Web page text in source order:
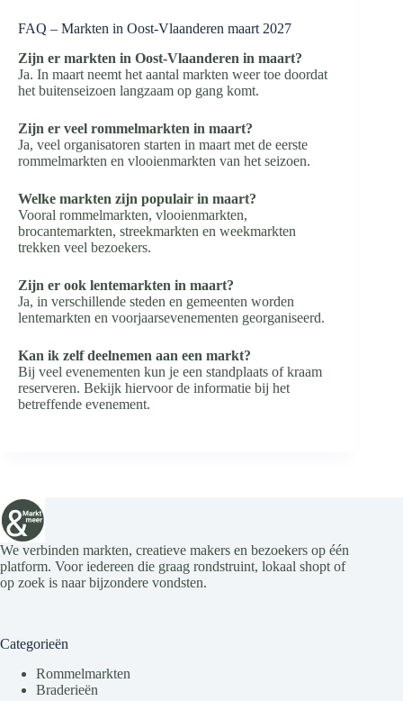
FAQ – Markten in Oost-Vlaanderen maart 2027
Zijn er markten in Oost-Vlaanderen in maart?
Ja. In maart neemt het aantal markten weer toe doordat
het buitenseizoen langzaam op gang komt.
Zijn er veel rommelmarkten in maart?
Ja, veel organisatoren starten in maart met de eerste
rommelmarkten en vlooienmarkten van het seizoen.
Welke markten zijn populair in maart?
Vooral rommelmarkten, vlooienmarkten,
brocantemarkten, streekmarkten en weekmarkten
trekken veel bezoekers.
Zijn er ook lentemarkten in maart?
Ja, in verschillende steden en gemeenten worden
lentemarkten en voorjaarsevenementen georganiseerd.
Kan ik zelf deelnemen aan een markt?
Bij veel evenementen kun je een standplaats of kraam
reserveren. Bekijk hiervoor de informatie bij het
betreffende evenement.
We verbinden markten, creatieve makers en bezoekers op één
platform. Voor iedereen die graag rondstruint, lokaal shopt of
op zoek is naar bijzondere vondsten.
Categorieën
Rommelmarkten
Braderieën